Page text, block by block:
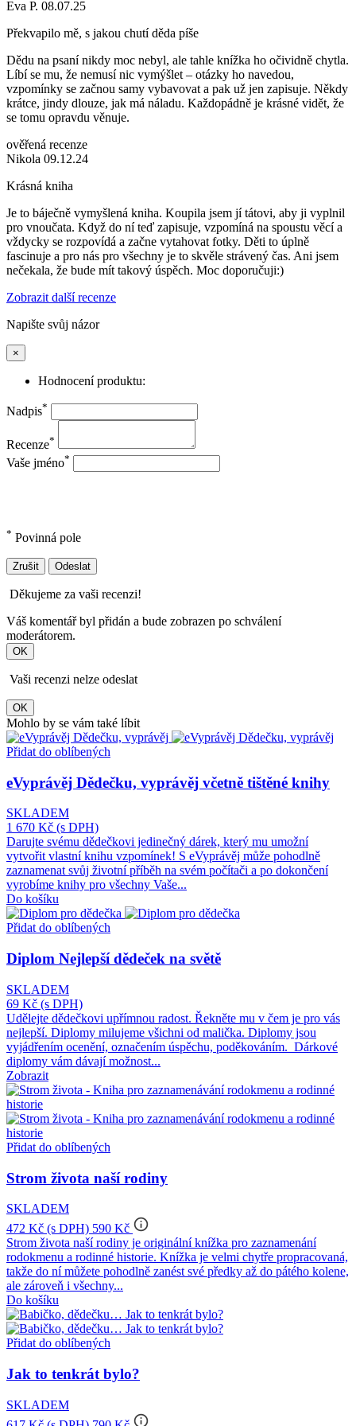
Eva P. 08.07.25
Překvapilo mě, s jakou chutí děda píše
Dědu na psaní nikdy moc nebyl, ale tahle knížka ho očividně chytla.
Líbí se mu, že nemusí nic vymýšlet – otázky ho navedou,
vzpomínky se začnou samy vybavovat a pak už jen zapisuje. Někdy
krátce, jindy dlouze, jak má náladu. Každopádně je krásné vidět, že
se tomu opravdu věnuje.
ověřená recenze
Nikola 09.12.24
Krásná kniha
Je to báječně vymyšlená kniha. Koupila jsem jí tátovi, aby ji vyplnil
pro vnoučata. Když do ní teď zapisuje, vzpomíná na spoustu věcí a
vždycky se rozpovídá a začne vytahovat fotky. Děti to úplně
fascinuje a pro nás pro všechny je to skvěle strávený čas. Ani jsem
nečekala, že bude mít takový úspěch. Moc doporučuji:)
Zobrazit další recenze
Napište svůj názor
×
Hodnocení produktu:
Nadpis*
Recenze*
Vaše jméno*
* Povinná pole
Zrušit Odeslat
Děkujeme za vaši recenzi!
Váš komentář byl přidán a bude zobrazen po schválení
moderátorem.
OK
Vaši recenzi nelze odeslat
OK
Mohlo by se vám také líbit
Přidat do oblíbených
eVyprávěj Dědečku, vyprávěj včetně tištěné knihy
SKLADEM
1 670 Kč (s DPH)
Darujte svému dědečkovi jedinečný dárek, který mu umožní
vytvořit vlastní knihu vzpomínek! S eVyprávěj může pohodlně
zaznamenat svůj životní příběh na svém počítači a po dokončení
vyrobíme knihy pro všechny Vaše...
Do košíku
Přidat do oblíbených
Diplom Nejlepší dědeček na světě
SKLADEM
69 Kč (s DPH)
Udělejte dědečkovi upřímnou radost. Řekněte mu v čem je pro vás
nejlepší. Diplomy milujeme všichni od malička. Diplomy jsou
vyjádřením ocenění, označením úspěchu, poděkováním. Dárkové
diplomy vám dávají možnost...
Zobrazit
Přidat do oblíbených
Strom života naší rodiny
SKLADEM
472 Kč (s DPH) 590 Kč info_outline
Strom života naší rodiny je originální knížka pro zaznamenání
rodokmenu a rodinné historie. Knížka je velmi chytře propracovaná,
takže do ní můžete pohodlně zanést své předky až do pátého kolene,
ale zároveň i všechny...
Do košíku
Přidat do oblíbených
Jak to tenkrát bylo?
SKLADEM
info_outline